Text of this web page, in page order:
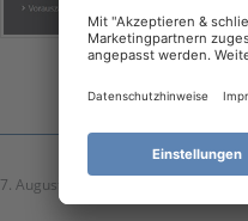
7. August 2025 um 16:57